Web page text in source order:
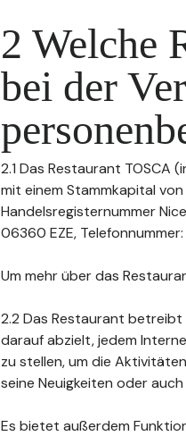
2 Welche
bei der
2.1 Das Restaurant
mit einem Stammkapital
Handelsregisternummer
06360 EZE,
Um mehr über das
2.2 Das Restaurant
darauf abzielt, jedem
zu stellen, um die
seine Neuigkeiten oder
Es bietet außerdem